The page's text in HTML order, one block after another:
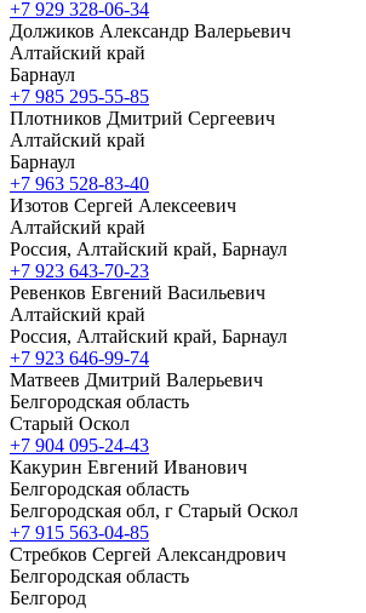
+7 929 328-06-34
Должиков Александр Валерьевич
Алтайский край
Барнаул
+7 985 295-55-85
Плотников Дмитрий Сергеевич
Алтайский край
Барнаул
+7 963 528-83-40
Изотов Сергей Алексеевич
Алтайский край
Россия, Алтайский край, Барнаул
+7 923 643-70-23
Ревенков Евгений Васильевич
Алтайский край
Россия, Алтайский край, Барнаул
+7 923 646-99-74
Матвеев Дмитрий Валерьевич
Белгородская область
Старый Оскол
+7 904 095-24-43
Какурин Евгений Иванович
Белгородская область
Белгородская обл, г Старый Оскол
+7 915 563-04-85
Стребков Сергей Александрович
Белгородская область
Белгород